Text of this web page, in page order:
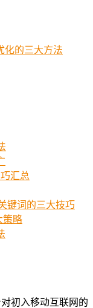
化的三大方法
汇总
键词的三大技巧
策略
初入移动互联网的